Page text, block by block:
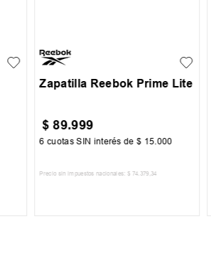
45
Zapatilla Reebok Prime Lite
$ 89.999
6 cuotas SIN interés de$ 15 000
Precio sin impuestos nacionales: $ 74 379 ,34